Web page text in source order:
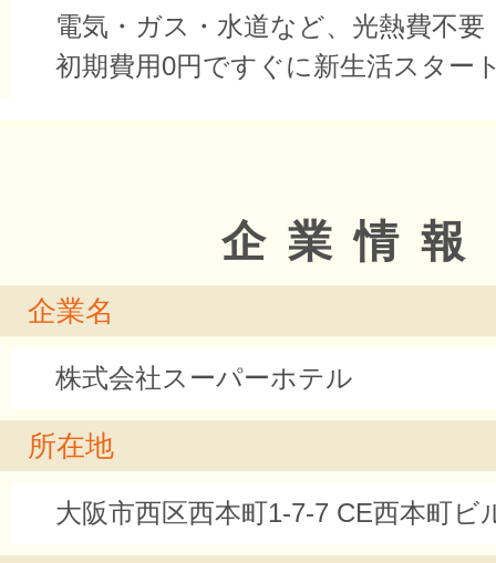
電気・ガス・水道など、光熱費不要
初期費用0円ですぐに新生活スター
企業情報
企業名
株式会社スーパーホテル
所在地
大阪市西区西本町1-7-7 CE西本町ビ